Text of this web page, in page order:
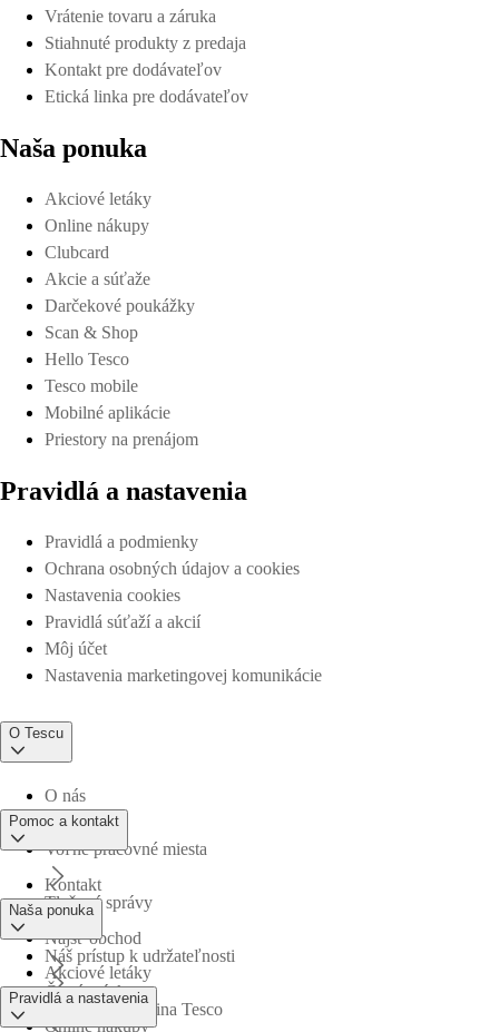
Vrátenie tovaru a záruka
Stiahnuté produkty z predaja
Kontakt pre dodávateľov
Etická linka pre dodávateľov
Naša ponuka
Akciové letáky
Online nákupy
Clubcard
Akcie a súťaže
Darčekové poukážky
Scan & Shop
Hello Tesco
Tesco mobile
Mobilné aplikácie
Priestory na prenájom
Pravidlá a nastavenia
Pravidlá a podmienky
Ochrana osobných údajov a cookies
Nastavenia cookies
Pravidlá súťaží a akcií
Môj účet
Nastavenia marketingovej komunikácie
O Tescu
O nás
Voľné pracovné miesta
Tlačové správy
Náš prístup k udržateľnosti
Obchodná skupina Tesco
Pomoc a kontakt
Kontakt
Nájsť obchod
Časté otázky
Naša ponuka
Akciové letáky
Online nákupy
Pravidlá a nastavenia